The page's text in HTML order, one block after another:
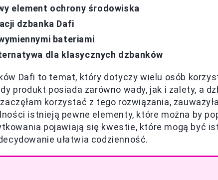
element ochrony środowiska
dzbanka Dafi
bateriami
dla klasycznych dzbanków
Dafi to temat, który dotyczy wielu osób
produkt posiada zarówno wady, jak i zalety, a
korzystać z tego rozwiązania,
istnieją pewne elementy, które można by
pojawiają się kwestie, które mogą być
ułatwia codzienność.